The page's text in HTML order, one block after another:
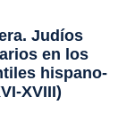
Judíos
en los
hispano-
XVIII)